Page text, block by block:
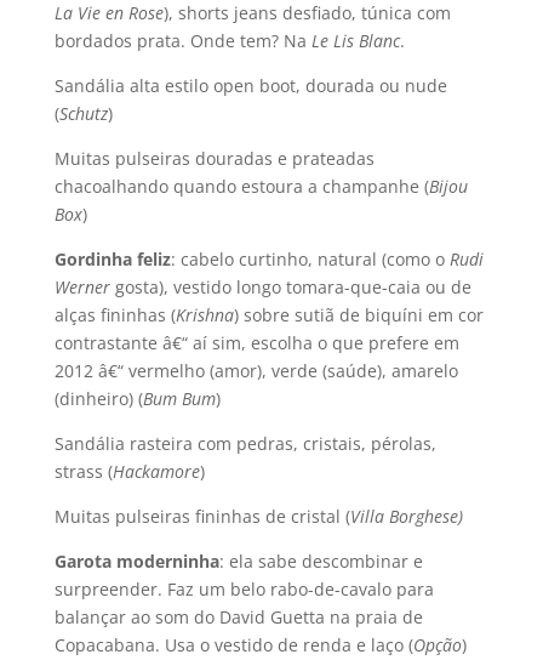
La Vie en Rose), shorts jeans desfiado, túnica com
bordados prata. Onde tem? Na Le Lis Blanc.
Sandália alta estilo open boot, dourada ou nude
(Schutz)
Muitas pulseiras douradas e prateadas
chacoalhando quando estoura a champanhe (Bijou
Box)
Gordinha feliz: cabelo curtinho, natural (como o Rudi
Wernergosta), vestido longo tomara-que-caia ou de
alças fininhas (Krishna) sobre sutiã de biquí­ni em cor
contrastante â€“ aí­ sim, escolha o que prefere em
2012 â€“ vermelho (amor), verde (saúde), amarelo
(dinheiro) (Bum Bum)
Sandália rasteira com pedras, cristais, pérolas,
strass (Hackamore)
Muitas pulseiras fininhas de cristal (Villa Borghese)
Garota moderninha: ela sabe descombinar e
surpreender. Faz um belo rabo-de-cavalo para
balançar ao som do David Guetta na praia de
Copacabana. Usa o vestido de renda e laço (Opção)